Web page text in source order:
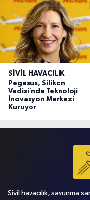
SIVIL HAVACILIK
Pegasus, Silikon
Vadisi’nde Teknoloji
İnovasyon Merkezi
Kuruyor
Sivil havacılık, savunma